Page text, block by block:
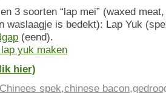
3 soorten “lap mei” (waxed
waslaagje is bedekt): Lap Yuk
(eend).
yuk maken
hier)
Chinees spek,chinese bacon,